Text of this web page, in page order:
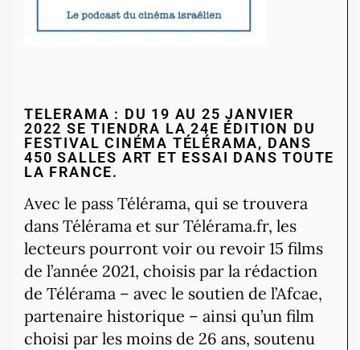
TELERAMA : DU 19 AU 25 JANVIER
2022 SE TIENDRA LA 24E ÉDITION DU
FESTIVAL CINÉMA TÉLÉRAMA, DANS
450 SALLES ART ET ESSAI DANS TOUTE
LA FRANCE.
Avec le pass Télérama, qui se trouvera
dans Télérama et sur Télérama.fr, les
lecteurs pourront voir ou revoir 15 films
de l’année 2021, choisis par la rédaction
de Télérama – avec le soutien de l’Afcae,
partenaire historique – ainsi qu’un film
choisi par les moins de 26 ans, soutenu